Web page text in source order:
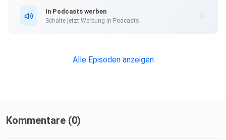
stammen,
anders. Denn Energie kenn keineUnterschiede. Und
In Podcasts werben
Schalte jetzt Werbung in Podcasts.
Alle Episoden anzeigen
Kommentare (0)